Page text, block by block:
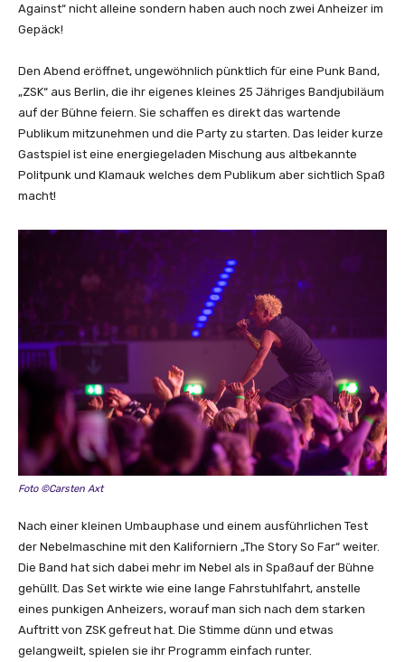
Against“ nicht alleine sondern haben auch noch zwei Anheizer im
Gepäck!
Den Abend eröffnet, ungewöhnlich pünktlich für eine Punk Band,
„ZSK“ aus Berlin, die ihr eigenes kleines 25 Jähriges Bandjubiläum
auf der Bühne feiern. Sie schaffen es direkt das wartende
Publikum mitzunehmen und die Party zu starten. Das leider kurze
Gastspiel ist eine energiegeladen Mischung aus altbekannte
Politpunk und Klamauk welches dem Publikum aber sichtlich Spaß
macht!
Foto ©Carsten Axt
Nach einer kleinen Umbauphase und einem ausführlichen Test
der Nebelmaschine mit den Kaliforniern „The Story So Far“ weiter.
Die Band hat sich dabei mehr im Nebel als in Spaßauf der Bühne
gehüllt. Das Set wirkte wie eine lange Fahrstuhlfahrt, anstelle
eines punkigen Anheizers, worauf man sich nach dem starken
Auftritt von ZSK gefreut hat. Die Stimme dünn und etwas
gelangweilt, spielen sie ihr Programm einfach runter.